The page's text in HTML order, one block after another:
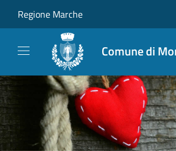
Regione Marche
Comune di